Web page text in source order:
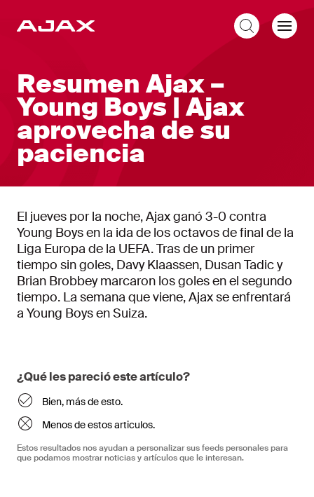
Resumen Ajax –
Young Boys | Ajax
aprovecha de su
paciencia
El jueves por la noche, Ajax ganó 3-0 contra
Young Boys en la ida de los octavos de final de la
Liga Europa de la UEFA. Tras de un primer
tiempo sin goles, Davy Klaassen, Dusan Tadic y
Brian Brobbey marcaron los goles en el segundo
tiempo. La semana que viene, Ajax se enfrentará
a Young Boys en Suiza.
¿Qué les pareció este artículo?
Bien, más de esto.
Menos de estos articulos.
Estos resultados nos ayudan a personalizar sus feeds personales para
que podamos mostrar noticias y artículos que le interesan.